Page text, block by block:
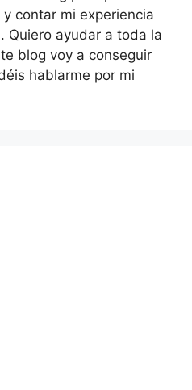
contar mi experiencia
Quiero ayudar a toda la
blog voy a conseguir
hablarme por mi